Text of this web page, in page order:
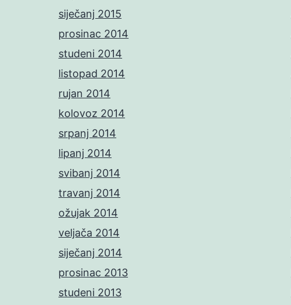
siječanj 2015
prosinac 2014
studeni 2014
listopad 2014
rujan 2014
kolovoz 2014
srpanj 2014
lipanj 2014
svibanj 2014
travanj 2014
ožujak 2014
veljača 2014
siječanj 2014
prosinac 2013
studeni 2013